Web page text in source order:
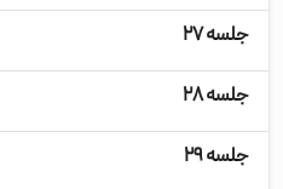
جلسه ۲۷
جلسه ۲۸
جلسه ۲۹